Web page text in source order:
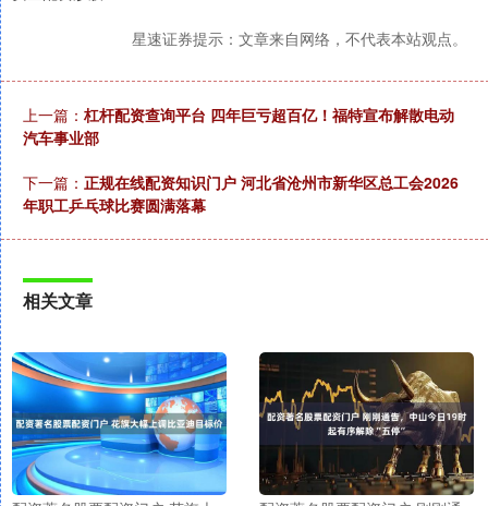
星速证券提示：文章来自网络，不代表本站观点。
上一篇： 杠杆配资查询平台 四年巨亏超百亿！福特宣布解散电动
汽车事业部
下一篇： 正规在线配资知识门户 河北省沧州市新华区总工会2026
年职工乒乓球比赛圆满落幕
相关文章